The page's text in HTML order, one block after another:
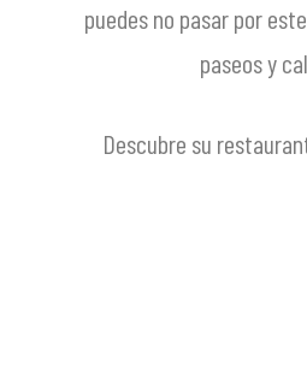
puedes no pasar por
paseos y
Descubre su